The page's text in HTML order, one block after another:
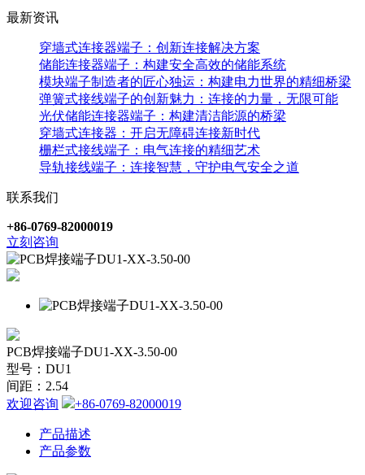
最新资讯
穿墙式连接器端子：创新连接解决方案
储能连接器端子：构建安全高效的储能系统
模块端子制造者的匠心独运：构建电力世界的精细桥梁
弹簧式接线端子的创新魅力：连接的力量，无限可能
光伏储能连接器端子：构建清洁能源的桥梁
穿墙式连接器：开启无障碍连接新时代
栅栏式接线端子：电气连接的精细艺术
导轨接线端子：连接智慧，守护电气安全之道
联系我们
+86-0769-82000019
立刻咨询
PCB焊接端子DU1-XX-3.50-00
型号：DU1
间距：2.54
欢迎咨询
+86-0769-82000019
产品描述
产品参数